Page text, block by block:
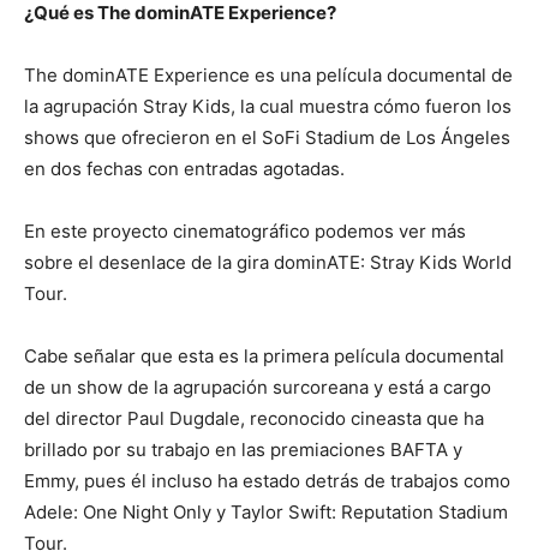
¿Qué es The dominATE Experience?
The dominATE Experience es una película documental de
la agrupación Stray Kids, la cual muestra cómo fueron los
shows que ofrecieron en el SoFi Stadium de Los Ángeles
en dos fechas con entradas agotadas.
En este proyecto cinematográfico podemos ver más
sobre el desenlace de la gira dominATE: Stray Kids World
Tour.
Cabe señalar que esta es la primera película documental
de un show de la agrupación surcoreana y está a cargo
del director Paul Dugdale, reconocido cineasta que ha
brillado por su trabajo en las premiaciones BAFTA y
Emmy, pues él incluso ha estado detrás de trabajos como
Adele: One Night Only y Taylor Swift: Reputation Stadium
Tour.